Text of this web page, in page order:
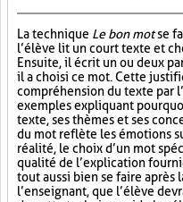
La technique Le bon motse
l’élève lit un court texte et
Ensuite, il écrit un ou deux
il a choisi ce mot. Cette
compréhension du texte par
exemples expliquant
texte, ses thèmes et ses
du mot reflète les émotions
réalité, le choix d’un mot
qualité de l’explication
tout aussi bien se faire après
l’enseignant, que l’élève